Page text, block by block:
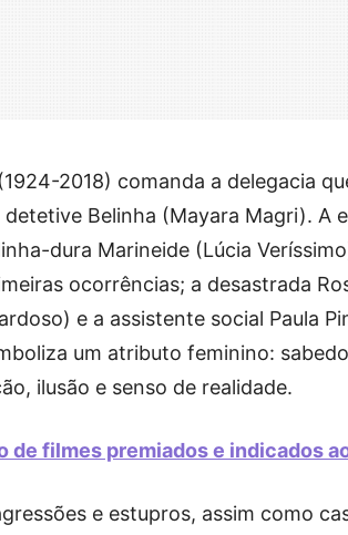
2018) comanda a delegacia
Belinha (Mayara Magri). A
dura Marineide (Lúcia
ocorrências; a desastrada
e a assistente social Paula
um atributo feminino:
ilusão e senso de realidade.
de filmes premiados e indicados
e estupros, assim como